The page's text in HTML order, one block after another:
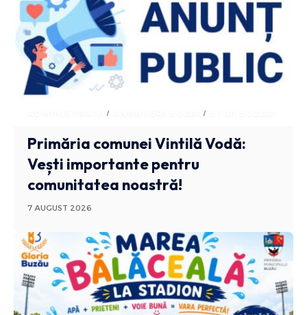
ADMINISTRATIV ANUNTURI BUZAU
Primăria comunei Vintilă Vodă:
Vești importante pentru
comunitatea noastră!
7 AUGUST 2026